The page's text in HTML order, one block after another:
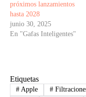
próximos lanzamientos
hasta 2028
junio 30, 2025
En "Gafas Inteligentes"
Etiquetas
#Apple #